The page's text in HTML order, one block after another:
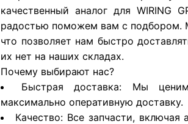
качественный аналог для
радостью поможем вам с подбором.
что позволяет нам быстро
их нет на наших складах.
Почему выбирают нас?
Быстрая доставка: Мы
максимально оперативную доставку.
Качество: Все запчасти, включая